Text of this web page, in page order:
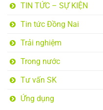
TIN TỨC – SỰ KIỆN
Tin tức Đồng Nai
Trải nghiệm
Trong nước
Tư vấn SK
Ứng dụng